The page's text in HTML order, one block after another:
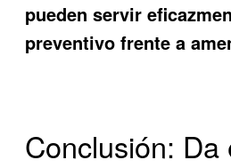
pueden servir
preventivo frente a
Conclusión: Da